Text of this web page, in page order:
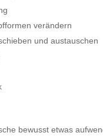
verändern
und austauschen
bewusst etwas